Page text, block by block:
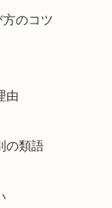
方のコツ
由
の類語